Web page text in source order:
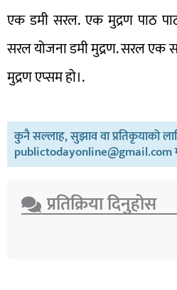
एक डमी सरल. एक मुद्रण पाठ
सरल योजना डमी मुद्रण. सरल एक
मुद्रण एप्सम हो।.
कुनै सल्लाह, सुझाव वा प्रतिकृयाको
publictodayonline@gmail.com
प्रतिक्रिया दिनुहोस​